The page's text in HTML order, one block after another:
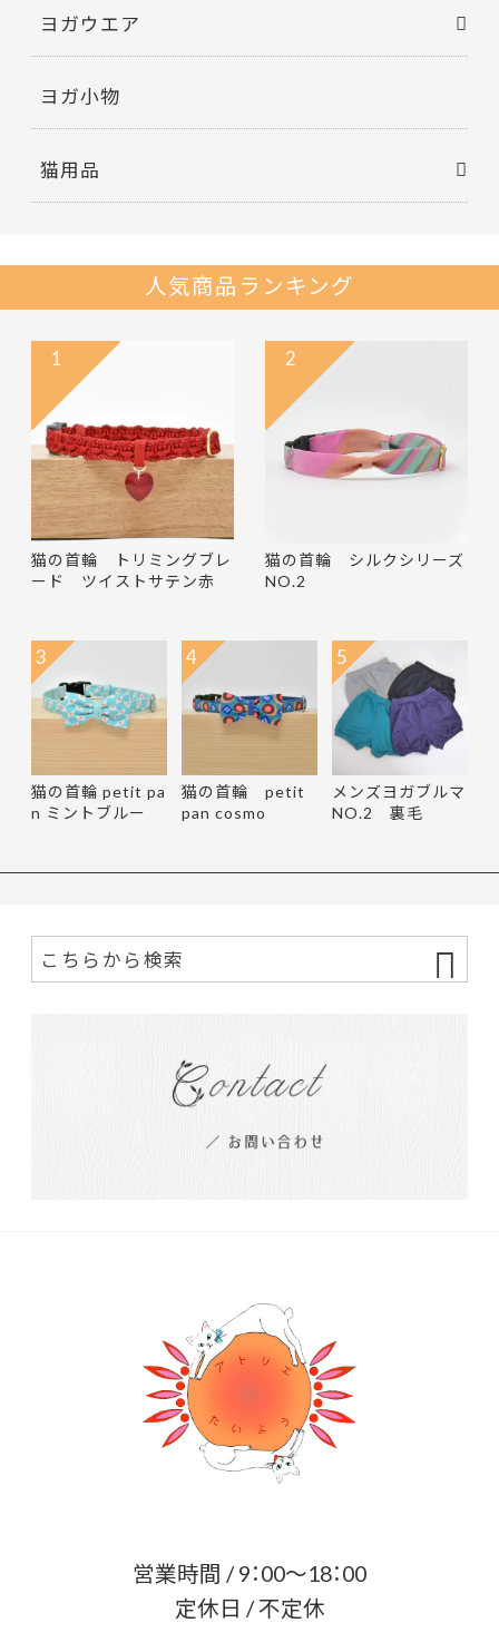
ヨガウエア
ヨガ小物
猫用品
人気商品ランキング
猫の首輪 トリミングブレ
ード ツイストサテン赤
1
猫の首輪 シルクシリーズ
NO.2
2
猫の首輪 petit pa
n ミントブルー
3
猫の首輪 petit
pan cosmo
4
メンズヨガブルマ
NO.2 裏毛
5
営業時間 / 9：00～18：00
定休日 / 不定休